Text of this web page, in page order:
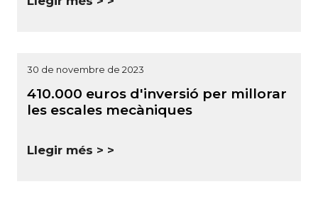
30 de novembre de 2023
410.000 euros d'inversió per millorar
les escales mecàniques
Llegir més >